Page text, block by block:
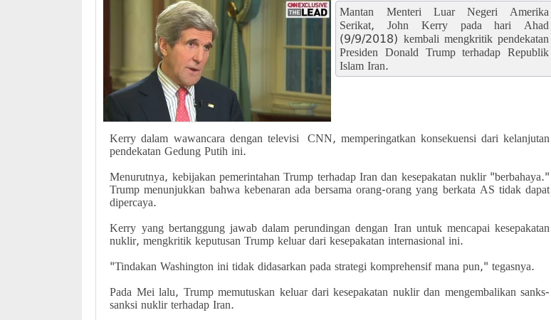
Mantan Menteri Luar Negeri Amerika
Serikat, John Kerry pada hari Ahad
(9/9/2018) kembali mengkritik pendekatan
Presiden Donald Trump terhadap Republik
Islam Iran.
Kerry dalam wawancara dengan televisi CNN, memperingatkan konsekuensi dari kelanjutan
pendekatan Gedung Putih ini.
Menurutnya, kebijakan pemerintahan Trump terhadap Iran dan kesepakatan nuklir "berbahaya."
Trump menunjukkan bahwa kebenaran ada bersama orang-orang yang berkata AS tidak dapat
dipercaya.
Kerry yang bertanggung jawab dalam perundingan dengan Iran untuk mencapai kesepakatan
nuklir, mengkritik keputusan Trump keluar dari kesepakatan internasional ini.
"Tindakan Washington ini tidak didasarkan pada strategi komprehensif mana pun," tegasnya.
Pada Mei lalu, Trump memutuskan keluar dari kesepakatan nuklir dan mengembalikan sanks-
sanksi nuklir terhadap Iran.